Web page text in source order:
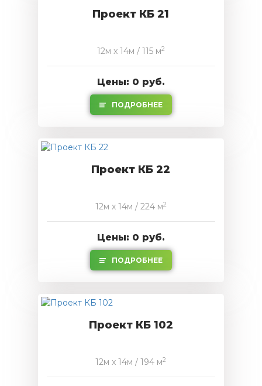
Проект КБ 21
12м x 14м / 115 м2
Цены: 0 руб.
ПОДРОБНЕЕ
Проект КБ 22
12м x 14м / 224 м2
Цены: 0 руб.
ПОДРОБНЕЕ
Проект КБ 102
12м x 14м / 194 м2